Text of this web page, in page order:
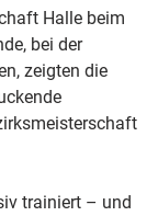
Halle beim
bei der
zeigten die
trainiert – und